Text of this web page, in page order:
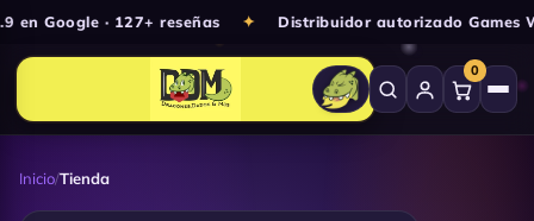
Google · 127+ reseñas ✦ Distribuidor autorizado Games
0
Ir
contenido
Inicio/Tienda